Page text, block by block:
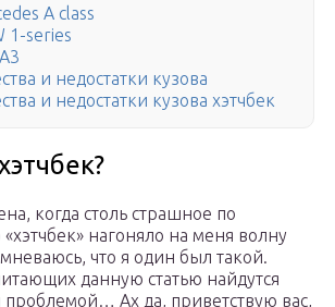
A class
1-series
и недостатки кузова
и недостатки кузова хэтчбек
когда столь страшное по
нагоняло на меня волну
что я один был такой.
данную статью найдутся
Ах да, приветствую вас,